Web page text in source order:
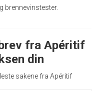
brennevinstester.
fra Apéritif
din
sakene fra Apéritif